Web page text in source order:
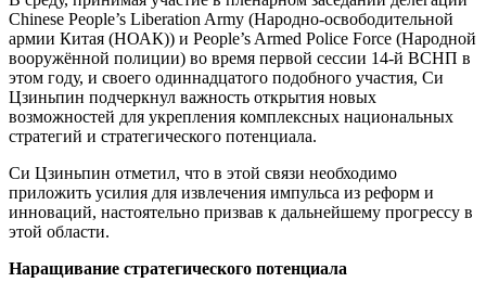
Chinese People’s Liberation Army (Народно-освободительной
армии Китая (НОАК)) и People’s Armed Police Force (Народной
вооружённой полиции) во время первой сессии 14-й ВСНП в
этом году, и своего одиннадцатого подобного участия, Си
Цзиньпин подчеркнул важность открытия новых
возможностей для укрепления комплексных национальных
стратегий и стратегического потенциала.
Си Цзиньпин отметил, что в этой связи необходимо
приложить усилия для извлечения импульса из реформ и
инноваций, настоятельно призвав к дальнейшему прогрессу в
этой области.
Наращивание стратегического потенциала